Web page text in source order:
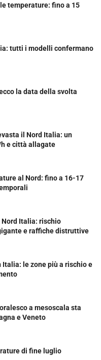
temperature: fino a 15
tutti i modelli confermano
la data della svolta
il Nord Italia: un
e città allagate
al Nord: fino a 16-17
Nord Italia: rischio
e raffiche distruttive
le zone più a rischio e
a mesoscala sta
e Veneto
di fine luglio